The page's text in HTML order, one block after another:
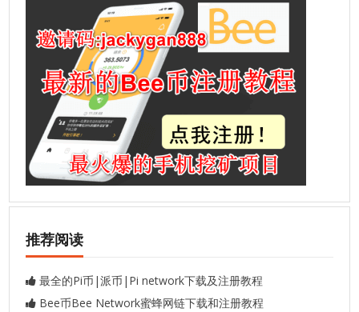
推荐阅读
最全的Pi币|派币|Pi network下载及注册教程
Bee币Bee Network蜜蜂网链下载和注册教程